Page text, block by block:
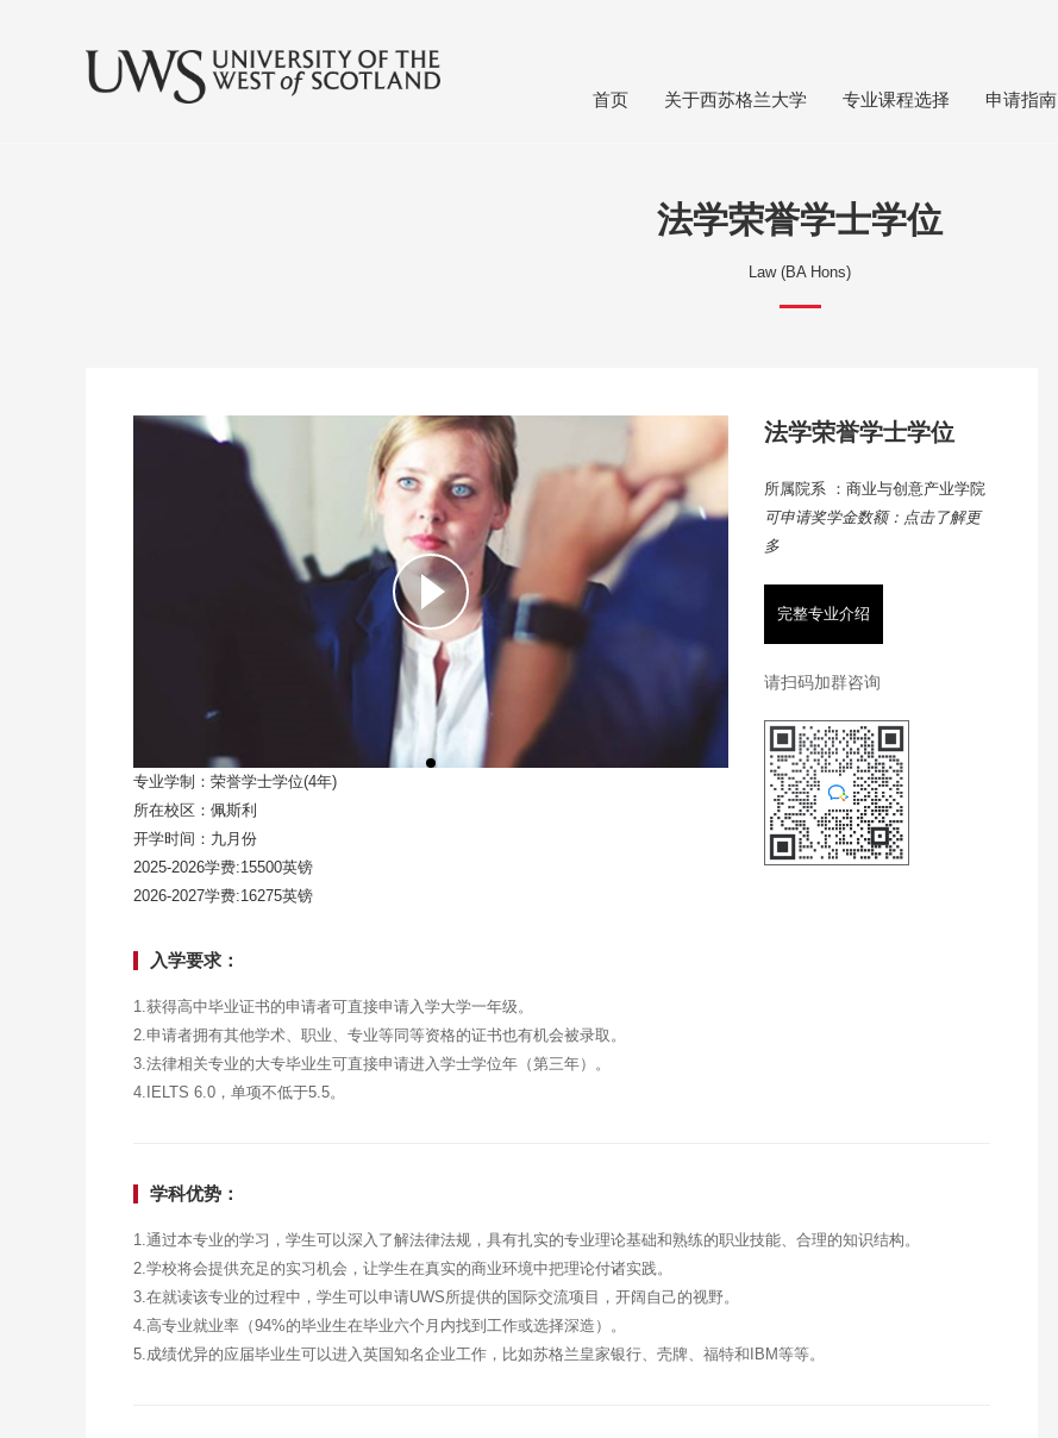
首页 关于西苏格兰大学 专业课程选择 申请指南
法学荣誉学士学位
Law (BA Hons)
专业学制：荣誉学士学位(4年)
所在校区：佩斯利
开学时间：九月份
2025-2026学费:15500英镑
2026-2027学费:16275英镑
法学荣誉学士学位
所属院系 ：商业与创意产业学院
可申请奖学金数额：点击了解更
多
完整专业介绍
请扫码加群咨询
入学要求：
1.获得高中毕业证书的申请者可直接申请入学大学一年级。
2.申请者拥有其他学术、职业、专业等同等资格的证书也有机会被录取。
3.法律相关专业的大专毕业生可直接申请进入学士学位年（第三年）。
4.IELTS 6.0，单项不低于5.5。
学科优势：
1.通过本专业的学习，学生可以深入了解法律法规，具有扎实的专业理论基础和熟练的职业技能、合理的知识结构。
2.学校将会提供充足的实习机会，让学生在真实的商业环境中把理论付诸实践。
3.在就读该专业的过程中，学生可以申请UWS所提供的国际交流项目，开阔自己的视野。
4.高专业就业率（94%的毕业生在毕业六个月内找到工作或选择深造）。
5.成绩优异的应届毕业生可以进入英国知名企业工作，比如苏格兰皇家银行、壳牌、福特和IBM等等。